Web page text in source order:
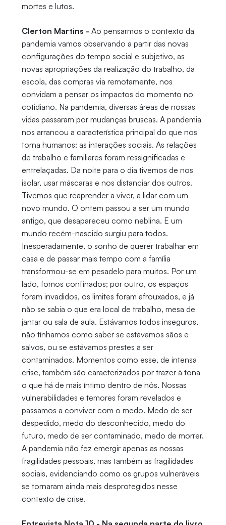
mortes e lutos.
Clerton Martins - Ao pensarmos o contexto da
pandemia vamos observando a partir das novas
configurações do tempo social e subjetivo, as
novas apropriações da realização do trabalho, da
escola, das compras via remotamente, nos
convidam a pensar os impactos do momento no
cotidiano. Na pandemia, diversas áreas de nossas
vidas passaram por mudanças bruscas. A pandemia
nos arrancou a característica principal do que nos
torna humanos: as interações sociais. As relações
de trabalho e familiares foram ressignificadas e
entrelaçadas. Da noite para o dia tivemos de nos
isolar, usar máscaras e nos distanciar dos outros.
Tivemos que reaprender a viver, a lidar com um
novo mundo. O ontem passou a ser um mundo
antigo, que desapareceu como neblina. E um
mundo recém-nascido surgiu para todos.
Inesperadamente, o sonho de querer trabalhar em
casa e de passar mais tempo com a família
transformou-se em pesadelo para muitos. Por um
lado, fomos confinados; por outro, os espaços
foram invadidos, os limites foram afrouxados, e já
não se sabia o que era local de trabalho, mesa de
jantar ou sala de aula. Estávamos todos inseguros,
não tínhamos como saber se estávamos sãos e
salvos, ou se estávamos prestes a ser
contaminados. Momentos como esse, de intensa
crise, também são caracterizados por trazer à tona
o que há de mais íntimo dentro de nós. Nossas
vulnerabilidades e temores foram revelados e
passamos a conviver com o medo. Medo de ser
despedido, medo do desconhecido, medo do
futuro, medo de ser contaminado, medo de morrer.
A pandemia não fez emergir apenas as nossas
fragilidades pessoais, mas também as fragilidades
sociais, evidenciando como os grupos vulneráveis
se tornaram ainda mais desprotegidos nesse
contexto de crise.